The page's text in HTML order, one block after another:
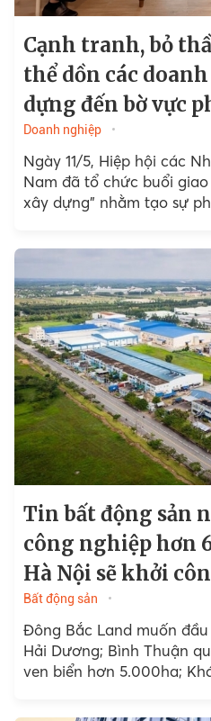
Cạnh tranh, bỏ
thể dồn các
dựng đến bờ vực
Doanh nghiệp
Ngày 11/5, Hiệp hội các
Nam đã tổ chức buổi
xây dựng” nhằm tạo sự
Tin bất động sản
công nghiệp hơn
Hà Nội sẽ khởi
Bất động sản
Đông Bắc Land muốn
Hải Dương; Bình Thuận
ven biển hơn 5.000ha;